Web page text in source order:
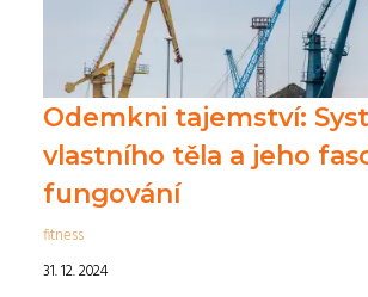
Odemkni tajemství:
vlastního těla a jeho
fungování
fitness
31. 12. 2024